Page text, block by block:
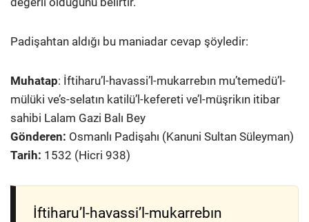
Padişahtan aldığı bu maniadar cevap şöyledir:
Muhatap: İftiharu’l-havassi’l-mukarrebın mu’temedü’l-
mülüki ve’s-selatın katilü’l-kefereti ve’l-müşrikın itibar
sahibi Lalam Gazi Balı Bey
Gönderen: Osmanlı Padişahı (Kanuni Sultan Süleyman)
Tarih: 1532 (Hicri 938)
İftiharu’l-havassi’l-mukarrebın